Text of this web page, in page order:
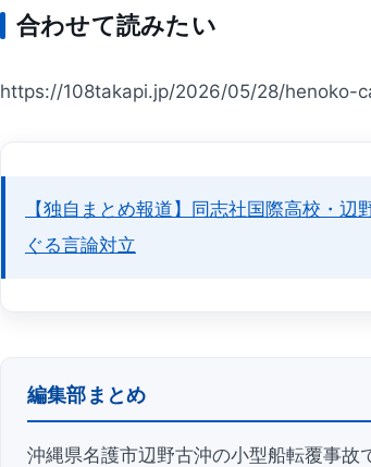
合わせて読みたい
https://108takapi.jp/2026/05/28/henoko-
【独自まとめ報道】同志社国際高校・
ぐる言論対立
編集部まとめ
沖縄県名護市辺野古沖の小型船転覆事